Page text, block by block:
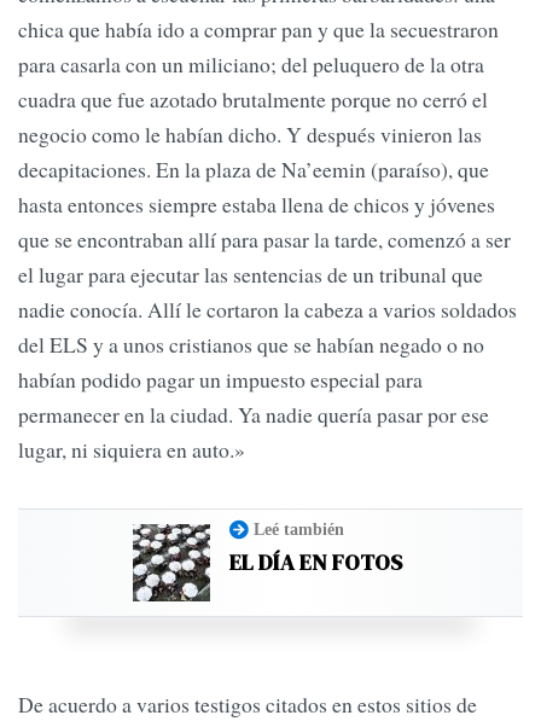
chica que había ido a comprar pan y que la secuestraron
para casarla con un miliciano; del peluquero de la otra
cuadra que fue azotado brutalmente porque no cerró el
negocio como le habían dicho. Y después vinieron las
decapitaciones. En la plaza de Na’eemin (paraíso), que
hasta entonces siempre estaba llena de chicos y jóvenes
que se encontraban allí para pasar la tarde, comenzó a ser
el lugar para ejecutar las sentencias de un tribunal que
nadie conocía. Allí le cortaron la cabeza a varios soldados
del ELS y a unos cristianos que se habían negado o no
habían podido pagar un impuesto especial para
permanecer en la ciudad. Ya nadie quería pasar por ese
lugar, ni siquiera en auto.»
Leé también
EL DÍA EN FOTOS
De acuerdo a varios testigos citados en estos sitios de